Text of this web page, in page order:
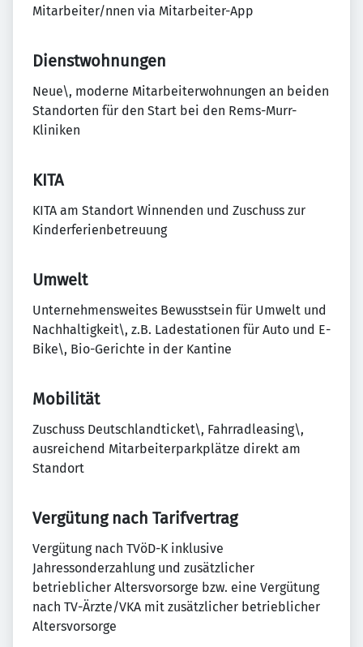
Mitarbeiter/nnen via Mitarbeiter-App
Dienstwohnungen
Neue\, moderne Mitarbeiterwohnungen an beiden
Standorten für den Start bei den Rems-Murr-
Kliniken
KITA
KITA am Standort Winnenden und Zuschuss zur
Kinderferienbetreuung
Umwelt
Unternehmensweites Bewusstsein für Umwelt und
Nachhaltigkeit\, z.B. Ladestationen für Auto und E-
Bike\, Bio-Gerichte in der Kantine
Mobilität
Zuschuss Deutschlandticket\, Fahrradleasing\,
ausreichend Mitarbeiterparkplätze direkt am
Standort
Vergütung nach Tarifvertrag
Vergütung nach TVöD-K inklusive
Jahressonderzahlung und zusätzlicher
betrieblicher Altersvorsorge bzw. eine Vergütung
nach TV-Ärzte/VKA mit zusätzlicher betrieblicher
Altersvorsorge